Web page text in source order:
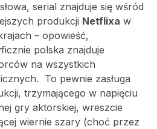
serial znajduje się wśród
produkcji Netflixa w
– opowieść,
polska znajduje
na wszystkich
To pewnie zasługa
trzymającego w napięciu
gry aktorskiej, wreszcie
wiernie szary (choć przez